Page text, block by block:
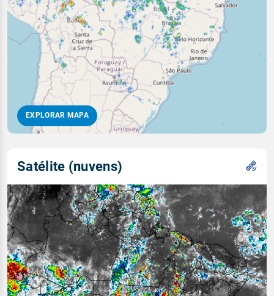
EXPLORAR MAPA
Satélite (nuvens)